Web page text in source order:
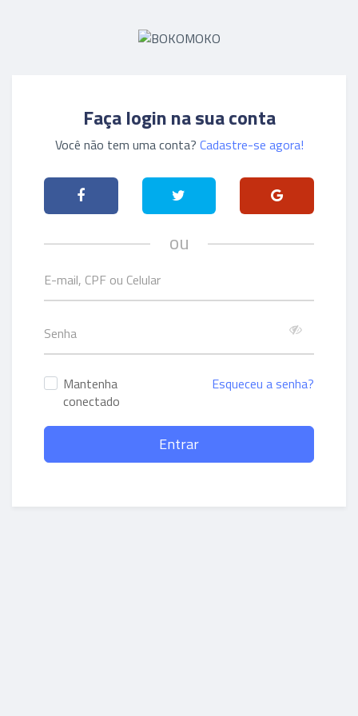
Faça login na sua conta
Você não tem uma conta? Cadastre-se agora!
ou
Mantenha
conectado
Esqueceu a senha?
Entrar